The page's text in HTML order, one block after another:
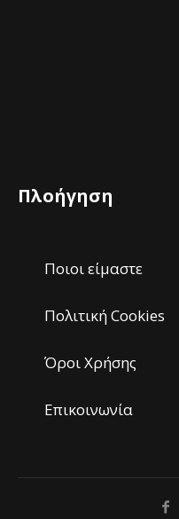
Πλοήγηση
Ποιοι είμαστε
Πολιτική Cookies
Όροι Χρήσης
Επικοινωνία